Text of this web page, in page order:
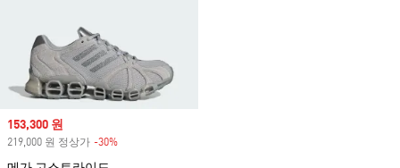
Sale price
153,300 원
219,000 원 정상가 -30%